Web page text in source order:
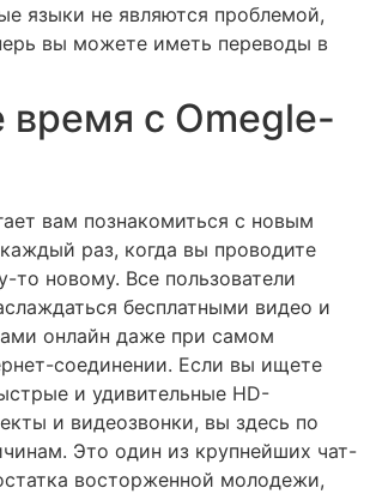
языки не являются проблемой,
вы можете иметь переводы в
время с Omegle-
вам познакомиться с новым
раз, когда вы проводите
то новому. Все пользователи
бесплатными видео и
онлайн даже при самом
соединении. Если вы ищете
и удивительные HD-
и видеозвонки, вы здесь по
Это один из крупнейших чат-
восторженной молодежи,